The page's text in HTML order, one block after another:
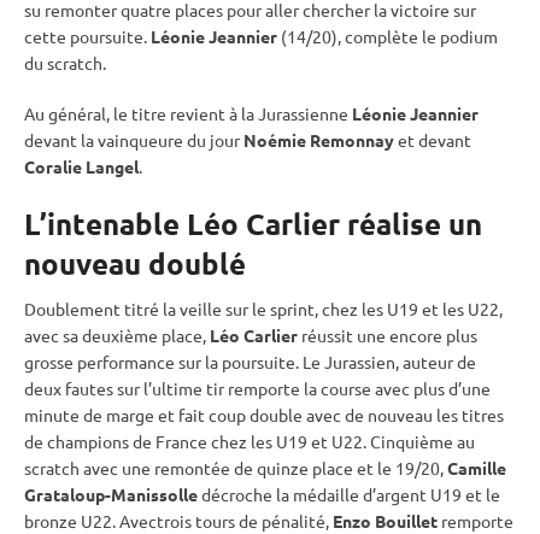
su remonter quatre places pour aller chercher la victoire sur
cette poursuite. Léonie Jeannier (14/20), complète le podium
du scratch.
Au général, le titre revient à la Jurassienne Léonie Jeannier
devant la vainqueure du jourNoémie Remonnayet devant
Coralie Langel.
L’intenable Léo Carlier réalise un
nouveau doublé
Doublement titré la veille sur le sprint, chez les U19 et les U22,
avec sa deuxième place, Léo Carlier réussit une encore plus
grosse performance sur la poursuite. Le Jurassien, auteur de
deux fautes sur l’ultime tir remporte la course avec plus d’une
minute de marge et fait coup double avec de nouveau les titres
de champions de France chez les U19 et U22. Cinquième au
scratch avec une remontée de quinze place et le 19/20,Camille
Grataloup-Manissolledécroche la médaille d’argent U19 et le
bronze U22. Avectrois tours de pénalité, Enzo Bouillet remporte